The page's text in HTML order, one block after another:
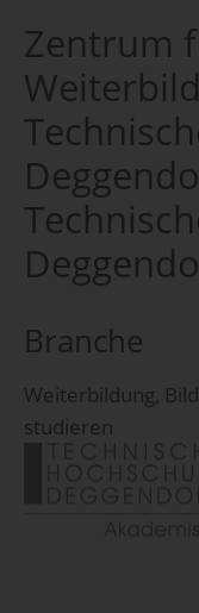
Zentrum
Branche
Weiterbildung,
studieren